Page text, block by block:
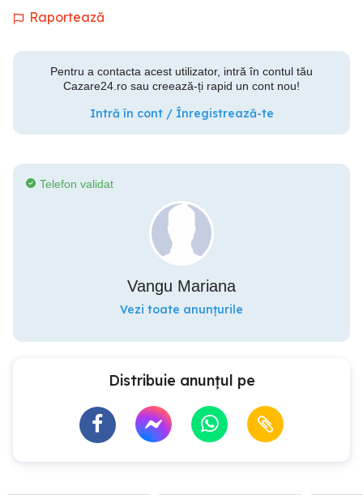
Raportează
Pentru a contacta acest utilizator, intră în contul tău
Cazare24.ro sau creează-ți rapid un cont nou!
Intră în cont / Înregistrează-te
Telefon validat
Vangu Mariana
Vezi toate anunțurile
Distribuie anunțul pe